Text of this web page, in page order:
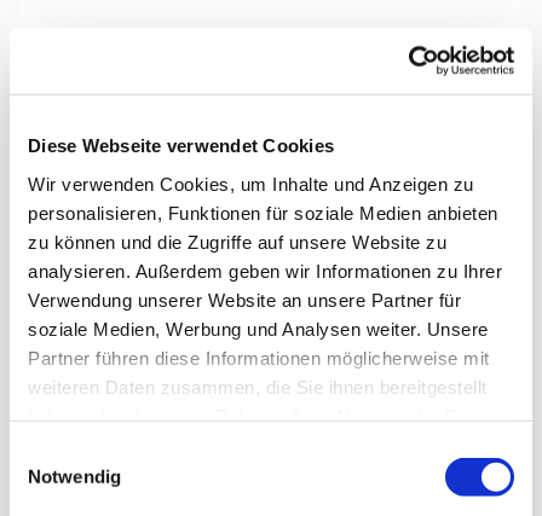
Diese Webseite verwendet Cookies
Wir verwenden Cookies, um Inhalte und Anzeigen zu
personalisieren, Funktionen für soziale Medien anbieten
zu können und die Zugriffe auf unsere Website zu
analysieren. Außerdem geben wir Informationen zu Ihrer
Verwendung unserer Website an unsere Partner für
soziale Medien, Werbung und Analysen weiter. Unsere
Partner führen diese Informationen möglicherweise mit
weiteren Daten zusammen, die Sie ihnen bereitgestellt
Notwendig
Donnerstag, 4. März 2027, 18:30 Uhr
Heilige Dreifaltigkeit, Stralsund,
Frankenwall 7, 18439 Stralsund